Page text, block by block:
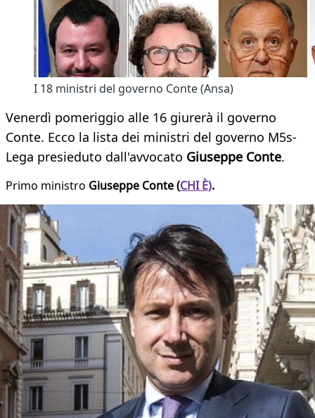
I 18 ministri del governo Conte (Ansa)
Venerdì pomeriggio alle 16 giurerà il governo
Conte. Ecco la lista dei ministri del governo M5s-
Lega presieduto dall'avvocato Giuseppe Conte.
Primo ministro Giuseppe Conte (CHI È).